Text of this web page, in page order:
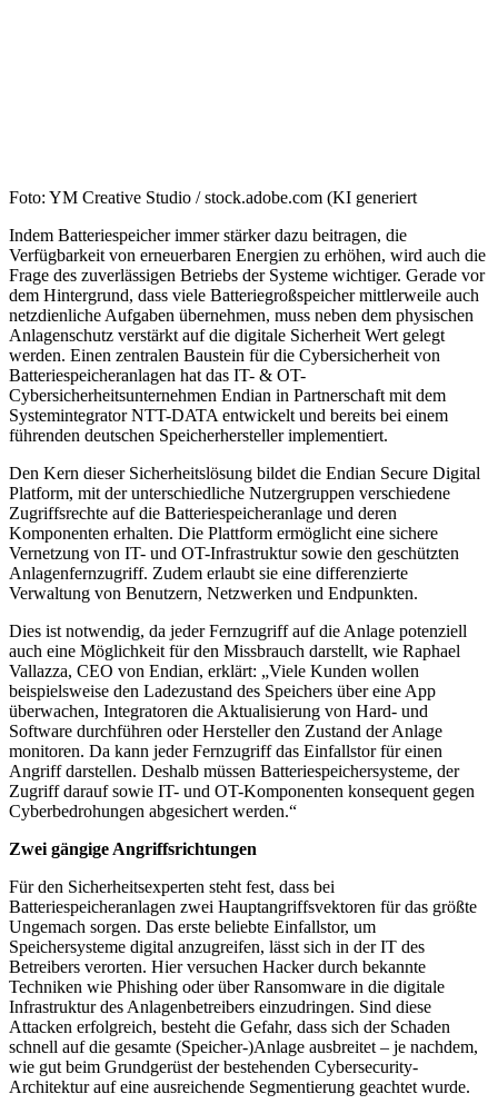
Foto: YM Creative Studio / stock.adobe.com (KI generiert
Indem Batteriespeicher immer stärker dazu beitragen, die
Verfügbarkeit von erneuerbaren Energien zu erhöhen, wird auch die
Frage des zuverlässigen Betriebs der Systeme wichtiger. Gerade vor
dem Hintergrund, dass viele Batteriegroßspeicher mittlerweile auch
netzdienliche Aufgaben übernehmen, muss neben dem physischen
Anlagenschutz verstärkt auf die digitale Sicherheit Wert gelegt
werden. Einen zentralen Baustein für die Cybersicherheit von
Batteriespeicheranlagen hat das IT- & OT-
Cybersicherheitsunternehmen Endian in Partnerschaft mit dem
Systemintegrator NTT-DATA entwickelt und bereits bei einem
führenden deutschen Speicherhersteller implementiert.
Den Kern dieser Sicherheitslösung bildet die Endian Secure Digital
Platform, mit der unterschiedliche Nutzergruppen verschiedene
Zugriffsrechte auf die Batteriespeicheranlage und deren
Komponenten erhalten. Die Plattform ermöglicht eine sichere
Vernetzung von IT- und OT-Infrastruktur sowie den geschützten
Anlagenfernzugriff. Zudem erlaubt sie eine differenzierte
Verwaltung von Benutzern, Netzwerken und Endpunkten.
Dies ist notwendig, da jeder Fernzugriff auf die Anlage potenziell
auch eine Möglichkeit für den Missbrauch darstellt, wie Raphael
Vallazza, CEO von Endian, erklärt: „Viele Kunden wollen
beispielsweise den Ladezustand des Speichers über eine App
überwachen, Integratoren die Aktualisierung von Hard- und
Software durchführen oder Hersteller den Zustand der Anlage
monitoren. Da kann jeder Fernzugriff das Einfallstor für einen
Angriff darstellen. Deshalb müssen Batteriespeichersysteme, der
Zugriff darauf sowie IT- und OT-Komponenten konsequent gegen
Cyberbedrohungen abgesichert werden.“
Zwei gängige Angriffsrichtungen
Für den Sicherheitsexperten steht fest, dass bei
Batteriespeicheranlagen zwei Hauptangriffsvektoren für das größte
Ungemach sorgen. Das erste beliebte Einfallstor, um
Speichersysteme digital anzugreifen, lässt sich in der IT des
Betreibers verorten. Hier versuchen Hacker durch bekannte
Techniken wie Phishing oder über Ransomware in die digitale
Infrastruktur des Anlagenbetreibers einzudringen. Sind diese
Attacken erfolgreich, besteht die Gefahr, dass sich der Schaden
schnell auf die gesamte (Speicher-)Anlage ausbreitet – je nachdem,
wie gut beim Grundgerüst der bestehenden Cybersecurity-
Architektur auf eine ausreichende Segmentierung geachtet wurde.